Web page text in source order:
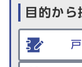
目的から